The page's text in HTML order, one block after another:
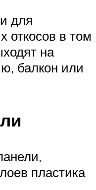
для
откосов в том
на
балкон или
пластика